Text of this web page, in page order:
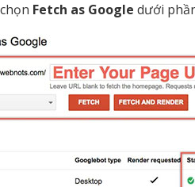
Fetch as Google dưới